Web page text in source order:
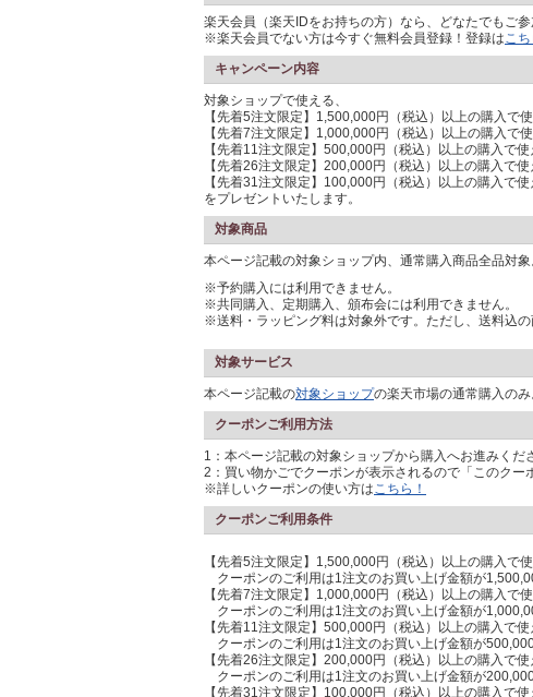
楽天会員（楽天IDをお持ちの方）なら、どなたでもご
※楽天会員でない方は今すぐ無料会員登録！登録はこ
キャンペーン内容
対象ショップで使える、
【先着5注文限定】1,500,000円（税込）以上の購入で
【先着7注文限定】1,000,000円（税込）以上の購入で
【先着11注文限定】500,000円（税込）以上の購入で
【先着26注文限定】200,000円（税込）以上の購入で
【先着31注文限定】100,000円（税込）以上の購入で
をプレゼントいたします。
対象商品
本ページ記載の対象ショップ内、通常購入商品全品対象
※予約購入には利用できません。
※共同購入、定期購入、頒布会には利用できません。
※送料・ラッピング料は対象外です。ただし、送料込
対象サービス
本ページ記載の対象ショップの楽天市場の通常購入のみ
クーポンご利用方法
1：本ページ記載の対象ショップから購入へお進みくだ
2：買い物かごでクーポンが表示されるので「このクー
※詳しいクーポンの使い方はこちら！
クーポンご利用条件
【先着5注文限定】1,500,000円（税込）以上の購入で
クーポンのご利用は1注文のお買い上げ金額が
【先着7注文限定】1,000,000円（税込）以上の購入で
クーポンのご利用は1注文のお買い上げ金額が
【先着11注文限定】500,000円（税込）以上の購入で
クーポンのご利用は1注文のお買い上げ金額が
【先着26注文限定】200,000円（税込）以上の購入で
クーポンのご利用は1注文のお買い上げ金額が
【先着31注文限定】100,000円（税込）以上の購入で